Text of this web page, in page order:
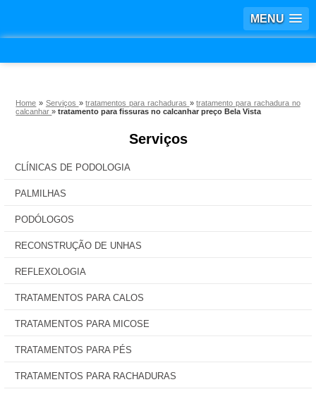
MENU
Home » Serviços »tratamentos para rachaduras »tratamento para rachadura no
calcanhar»tratamento para fissuras no calcanhar preço Bela Vista
Serviços
CLÍNICAS DE PODOLOGIA
PALMILHAS
PODÓLOGOS
RECONSTRUÇÃO DE UNHAS
REFLEXOLOGIA
TRATAMENTOS PARA CALOS
TRATAMENTOS PARA MICOSE
TRATAMENTOS PARA PÉS
TRATAMENTOS PARA RACHADURAS